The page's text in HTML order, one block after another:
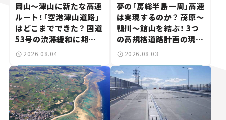
岡山～津山に新たな高速
ルート！「空港津山道路」
はどこまでできた？ 国道
53号の渋滞緩和に期待。
岡山市側でも動きが【い
2026.08.04
夢の「房総半島一周」高速
は実現するのか？ 茂原～
鴨川～館山を結ぶ！ 3つ
の高規格道路計画の現
状。「館山鴨川道路」で検
路計画】
2026.08.03